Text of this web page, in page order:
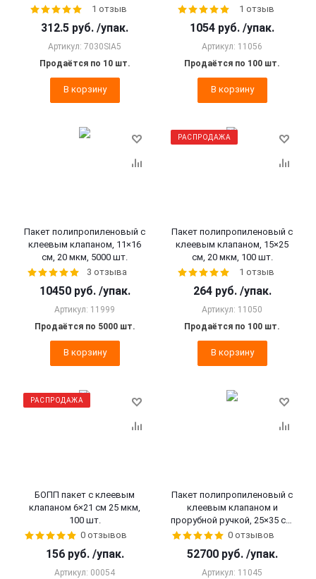
1 отзыв
312.5 руб. /упак.
Артикул: 7030SIA5
Продаётся по 10 шт.
В корзину
1 отзыв
1054 руб. /упак.
Артикул: 11056
Продаётся по 100 шт.
В корзину
Пакет полипропиленовый с
клеевым клапаном, 11×16
см, 20 мкм, 5000 шт.
3 отзыва
10450 руб. /упак.
Артикул: 11999
Продаётся по 5000 шт.
В корзину
РАСПРОДАЖА
Пакет полипропиленовый с
клеевым клапаном, 15×25
см, 20 мкм, 100 шт.
1 отзыв
264 руб. /упак.
Артикул: 11050
Продаётся по 100 шт.
В корзину
РАСПРОДАЖА
БОПП пакет с клеевым
клапаном 6×21 см 25 мкм,
100 шт.
0 отзывов
156 руб. /упак.
Артикул: 00054
Пакет полипропиленовый с
клеевым клапаном и
прорубной ручкой, 25×35 см,
30 мкм, 5000 шт.
0 отзывов
52700 руб. /упак.
Артикул: 11045